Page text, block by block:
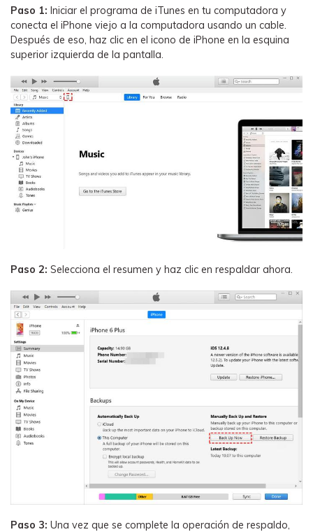
Paso 1: Iniciar el programa de iTunes en tu computadora y
conecta el iPhone viejo a la computadora usando un cable.
Después de eso, haz clic en el icono de iPhone en la esquina
superior izquierda de la pantalla.
Paso 2: Selecciona el resumen y haz clic en respaldar ahora.
Paso 3: Una vez que se complete la operación de respaldo,